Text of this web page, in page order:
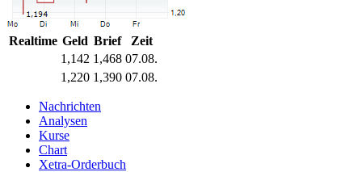
Realtime Geld Brief
Zeit
1,142 1,468 07.08.
1,220 1,390 07.08.
Nachrichten
Analysen
Kurse
Chart
Xetra-Orderbuch